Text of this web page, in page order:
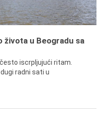
života u Beogradu sa
iscrpljujući ritam.
radni sati u